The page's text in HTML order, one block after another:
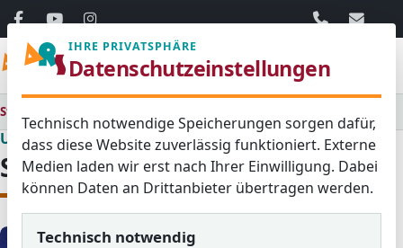
06103 / 30
Startseite
Unsere Schule
Schulleitung
IHRE PRIVATSPHÄRE
Datenschutzeinstellungen
Technisch notwendige Speicherungen sorgen dafür,
dass diese Website zuverlässig funktioniert. Externe
Medien laden wir erst nach Ihrer Einwilligung. Dabei
können Daten an Drittanbieter übertragen werden.
Technisch notwendig